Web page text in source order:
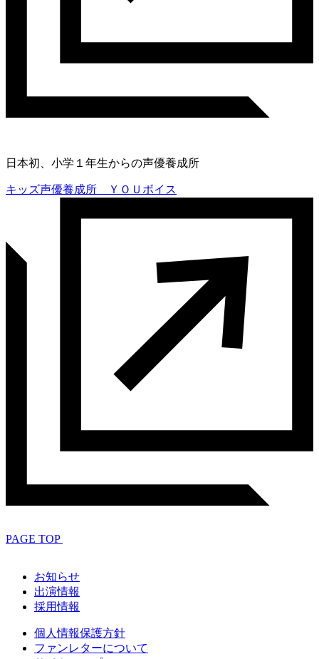
日本初、小学１年生からの声優養成所
キッズ声優養成所 ＹＯＵボイス
PAGE TOP
お知らせ
出演情報
採用情報
個人情報保護方針
ファンレターについて